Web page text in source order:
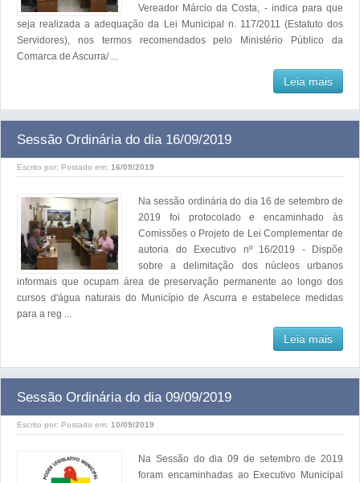
Vereador Márcio da Costa, - indica para que
seja realizada a adequação da Lei Municipal n. 117/2011 (Estatuto dos
Servidores), nos termos recomendados pelo Ministério Público da
Comarca de Ascurra/ ...
Leia mais
Sessão Ordinária do dia 16/09/2019
Escrito por: Postado em: 16/09/2019
Na sessão ordinária do dia 16 de setembro de
2019 foi protocolado e encaminhado às
Comissões o Projeto de Lei Complementar de
autoria do Executivo nº 16/2019 - Dispõe
sobre a delimitação dos núcleos urbanos
informais que ocupam área de preservação permanente ao longo dos
cursos d'água naturais do Município de Ascurra e estabelece medidas
para a reg ...
Leia mais
Sessão Ordinária do dia 09/09/2019
Escrito por: Postado em: 10/09/2019
Na Sessão do dia 09 de setembro de 2019
foram encaminhadas ao Executivo Municipal